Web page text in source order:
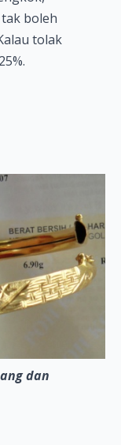
boleh
tolak
dan